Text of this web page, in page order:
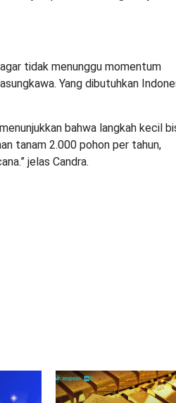
tidak menunggu momentum
Yang dibutuhkan
bahwa langkah kecil
tanam 2.000 pohon per tahun,
jelas Candra.